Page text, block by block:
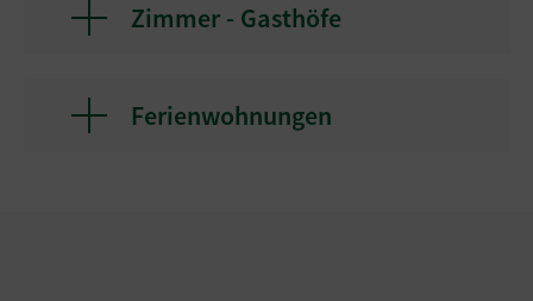
Zimmer - Gasthöfe
Ferienwohnungen